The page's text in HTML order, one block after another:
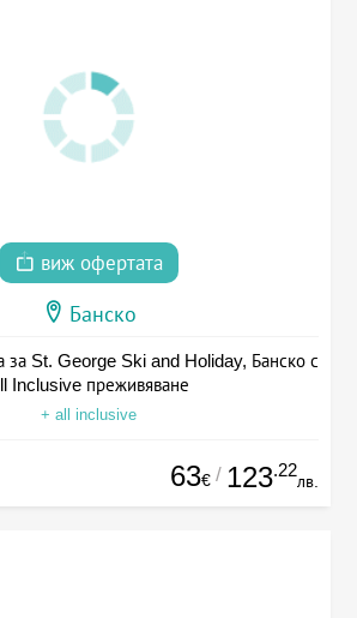
виж офертата
Банско
за St. George Ski and Holiday, Банско с
Inclusive преживяване
+ all inclusive
63€ / 123.22
лв.